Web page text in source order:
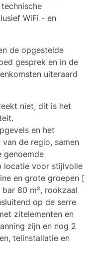
WiFi - en
de opgestelde
gesprek en in de
uiteraard
niet, dit is het
en het
de regio, samen
genoemde
locatie voor stijlvolle
en grote groepen [
80 m², rookzaal
op de serre
zitelementen en
zijn en nog 2
telinstallatie en